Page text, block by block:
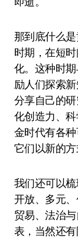
那到底什么
时期，在短
化。这种时
励人们探索
分享自己的
化创造力、
金时代有各
它们以新的方
我们还可以梳
开放、多元、
贸易、法治
表，当然还